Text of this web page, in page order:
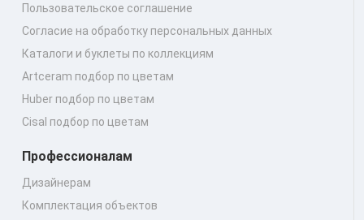
Пользовательское соглашение
Согласие на обработку персональных данных
Каталоги и буклеты по коллекциям
Artceram подбор по цветам
Huber подбор по цветам
Cisal подбор по цветам
Профессионалам
Дизайнерам
Комплектация объектов